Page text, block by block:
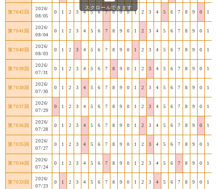
第7042回
2026/
08/05
0 1 2 3 4 5 6 7 8 9 0 1 2 3 4 5 6 7 8 9 0 1
第7041回
2026/
08/04
0 1 2 3 4 5 6 7 8 9 0 1 2 3 4 5 6 7 8 9 0 1
第7040回
2026/
08/03
0 1 2 3 4 5 6 7 8 9 0 1 2 3 4 5 6 7 8 9 0 1
第7039回
2026/
07/31
0 1 2 3 4 5 6 7 8 9 0 1 2 3 4 5 6 7 8 9 0 1
第7038回
2026/
07/30
0 1 2 3 4 5 6 7 8 9 0 1 2 3 4 5 6 7 8 9 0 1
第7037回
2026/
07/29
0 1 2 3 4 5 6 7 8 9 0 1 2 3 4 5 6 7 8 9 0 1
第7036回
2026/
07/28
0 1 2 3 4 5 6 7 8 9 0 1 2 3 4 5 6 7 8 9 0 1
第7035回
2026/
07/27
0 1 2 3 4 5 6 7 8 9 0 1 2 3 4 5 6 7 8 9 0 1
第7034回
2026/
07/24
0 1 2 3 4 5 6 7 8 9 0 1 2 3 4 5 6 7 8 9 0 1
第7033回
2026/
07/23
0 1 2 3 4 5 6 7 8 9 0 1 2 3 4 5 6 7 8 9 0 1
スクロールできます